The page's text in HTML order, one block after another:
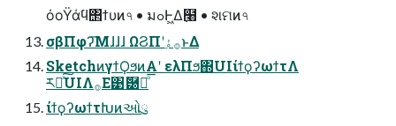
όοΫάϥ΢ϯυͷ৭ • มߋͰ͖Δ߲໨ • શମͷ৭
σβΠφʔ͞Μɺɺɺ ΩϨΠʹ࡞ۀ͠ͱΔ
SketchͷγϯϘϧͷΑ͏ʹ ελΠϧ΍UIίϯϙʔωϯτΛ
ར༻ͯ͠UIΛ࡞Ε͹ޮ཰ྑͦ͞͏
ίϯϙʔωϯτԽͷઓུ